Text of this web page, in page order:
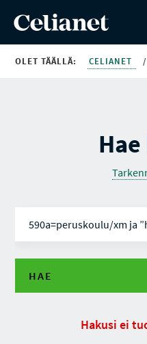
OLET TÄÄLLÄ: CELIANET /
HAE
Hakusi ei